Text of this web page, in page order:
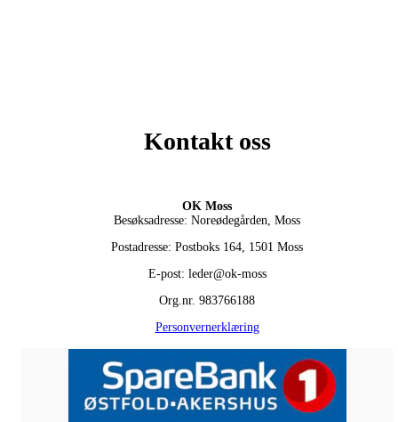
Kontakt oss
OK Moss
Besøksadresse: Noreødegården, Moss
Postadresse: Postboks 164, 1501 Moss
E-post: leder@ok-moss
Org.nr. 983766188
Personvernerklæring